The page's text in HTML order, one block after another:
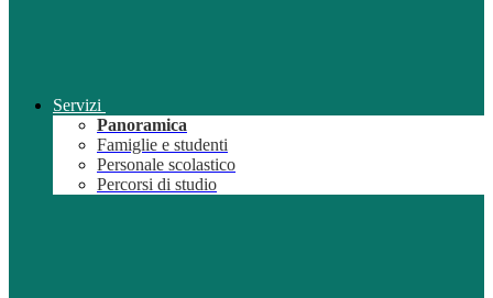
Servizi
Panoramica
Famiglie e studenti
Personale scolastico
Percorsi di studio